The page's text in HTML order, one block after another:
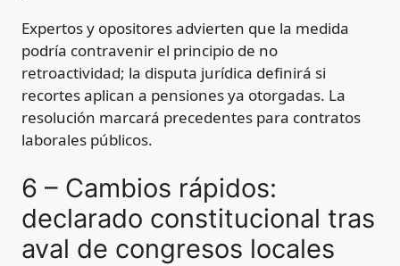
Expertos y opositores advierten que la medida
podría contravenir el principio de no
retroactividad; la disputa jurídica definirá si
recortes aplican a pensiones ya otorgadas. La
resolución marcará precedentes para contratos
laborales públicos.
6 – Cambios rápidos:
declarado constitucional tras
aval de congresos locales